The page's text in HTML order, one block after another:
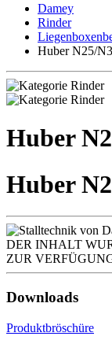
Damey
Rinder
Huber N25/
Huber
Huber
DER INHALT
ZUR
Downloads
Produktbröschüre